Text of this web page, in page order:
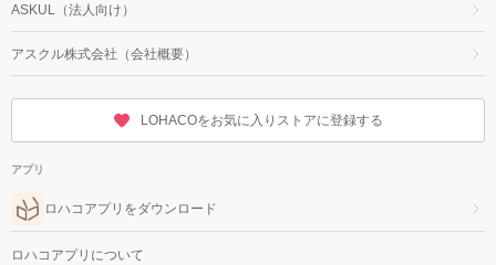
ASKUL（法人向け）
アスクル株式会社（会社概要）
LOHACOをお気に入りストアに登録する
アプリ
ロハコアプリをダウンロード
ロハコアプリについて